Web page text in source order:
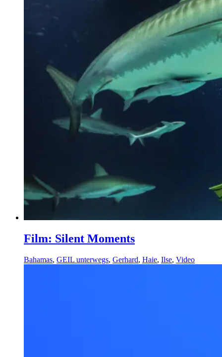
Film: Silent Moments
Bahamas, GEIL unterwegs, Gerhard, Haie, Ilse, Video